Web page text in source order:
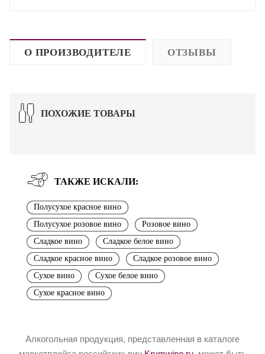
О ПРОИЗВОДИТЕЛЕ ОТЗЫВЫ
ПОХОЖИЕ ТОВАРЫ
ТАКЖЕ ИСКАЛИ:
Полусухое красное вино
Полусухое розовое вино
Розовое вино
Сладкое вино
Сладкое белое вино
Сладкое красное вино
Сладкое розовое вино
Сухое вино
Сухое белое вино
Сухое красное вино
Алкогольная продукция, представленная в каталоге